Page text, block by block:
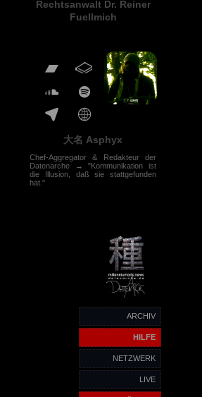
Rechtsanwalt Dr. Reiner
Fuellmich
大名 Asphyx
Chef-Aggregator & Redakteur der
Datenarche → "Kommunikation ist
die Illusion, daß sie stattgefunden
hat."
ARCHIV
HILFE
NETZWERK
LIVE